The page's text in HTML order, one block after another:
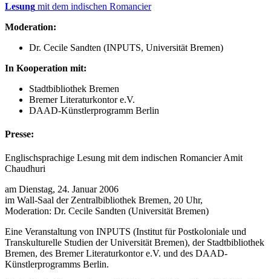
Lesung mit dem indischen Romancier
Moderation:
Dr. Cecile Sandten (INPUTS, Universität Bremen)
In Kooperation mit:
Stadtbibliothek Bremen
Bremer Literaturkontor e.V.
DAAD-Künstlerprogramm Berlin
Presse:
Englischsprachige Lesung mit dem indischen Romancier Amit
Chaudhuri
am Dienstag, 24. Januar 2006
im Wall-Saal der Zentralbibliothek Bremen, 20 Uhr,
Moderation: Dr. Cecile Sandten (Universität Bremen)
Eine Veranstaltung von INPUTS (Institut für Postkoloniale und
Transkulturelle Studien der Universität Bremen), der Stadtbibliothek
Bremen, des Bremer Literaturkontor e.V. und des DAAD-
Künstlerprogramms Berlin.